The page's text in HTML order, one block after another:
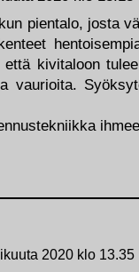
pientalo, josta
kivitaloon
vaurioita.
2020 klo 13.35